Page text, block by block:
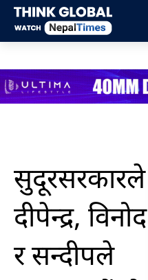
Skip
content
सुदूरसरकारले
दीपेन्द्र, विनोद
र सन्दीपले